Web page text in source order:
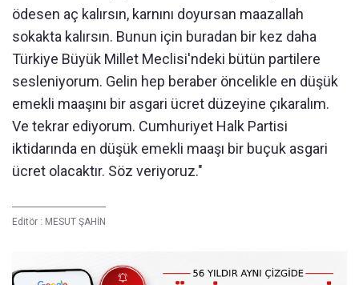
ödesen aç kalırsın, karnını doyursan maazallah
sokakta kalırsın. Bunun için buradan bir kez daha
Türkiye Büyük Millet Meclisi'ndeki bütün partilere
sesleniyorum. Gelin hep beraber öncelikle en düşük
emekli maaşını bir asgari ücret düzeyine çıkaralım.
Ve tekrar ediyorum. Cumhuriyet Halk Partisi
iktidarında en düşük emekli maaşı bir buçuk asgari
ücret olacaktır. Söz veriyoruz."
Editör : MESUT ŞAHİN